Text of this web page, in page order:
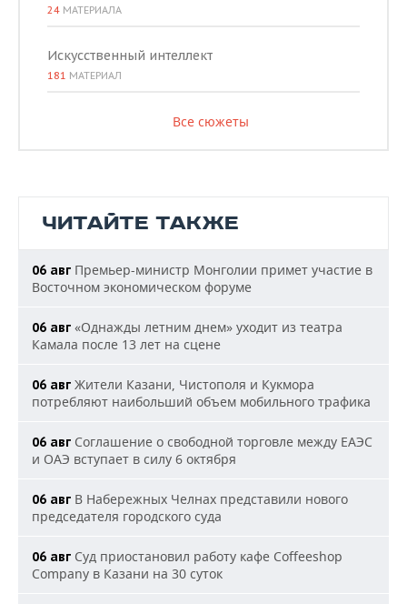
24 МАТЕРИАЛА
Искусственный интеллект
181 МАТЕРИАЛ
Все сюжеты
ЧИТАЙТЕ ТАКЖЕ
06 авг Премьер-министр Монголии примет участие в
Восточном экономическом форуме
06 авг «Однажды летним днем» уходит из театра
Камала после 13 лет на сцене
06 авг Жители Казани, Чистополя и Кукмора
потребляют наибольший объем мобильного трафика
06 авг Соглашение о свободной торговле между ЕАЭС
и ОАЭ вступает в силу 6 октября
06 авг В Набережных Челнах представили нового
председателя городского суда
06 авг Суд приостановил работу кафе Coffeeshop
Company в Казани на 30 суток